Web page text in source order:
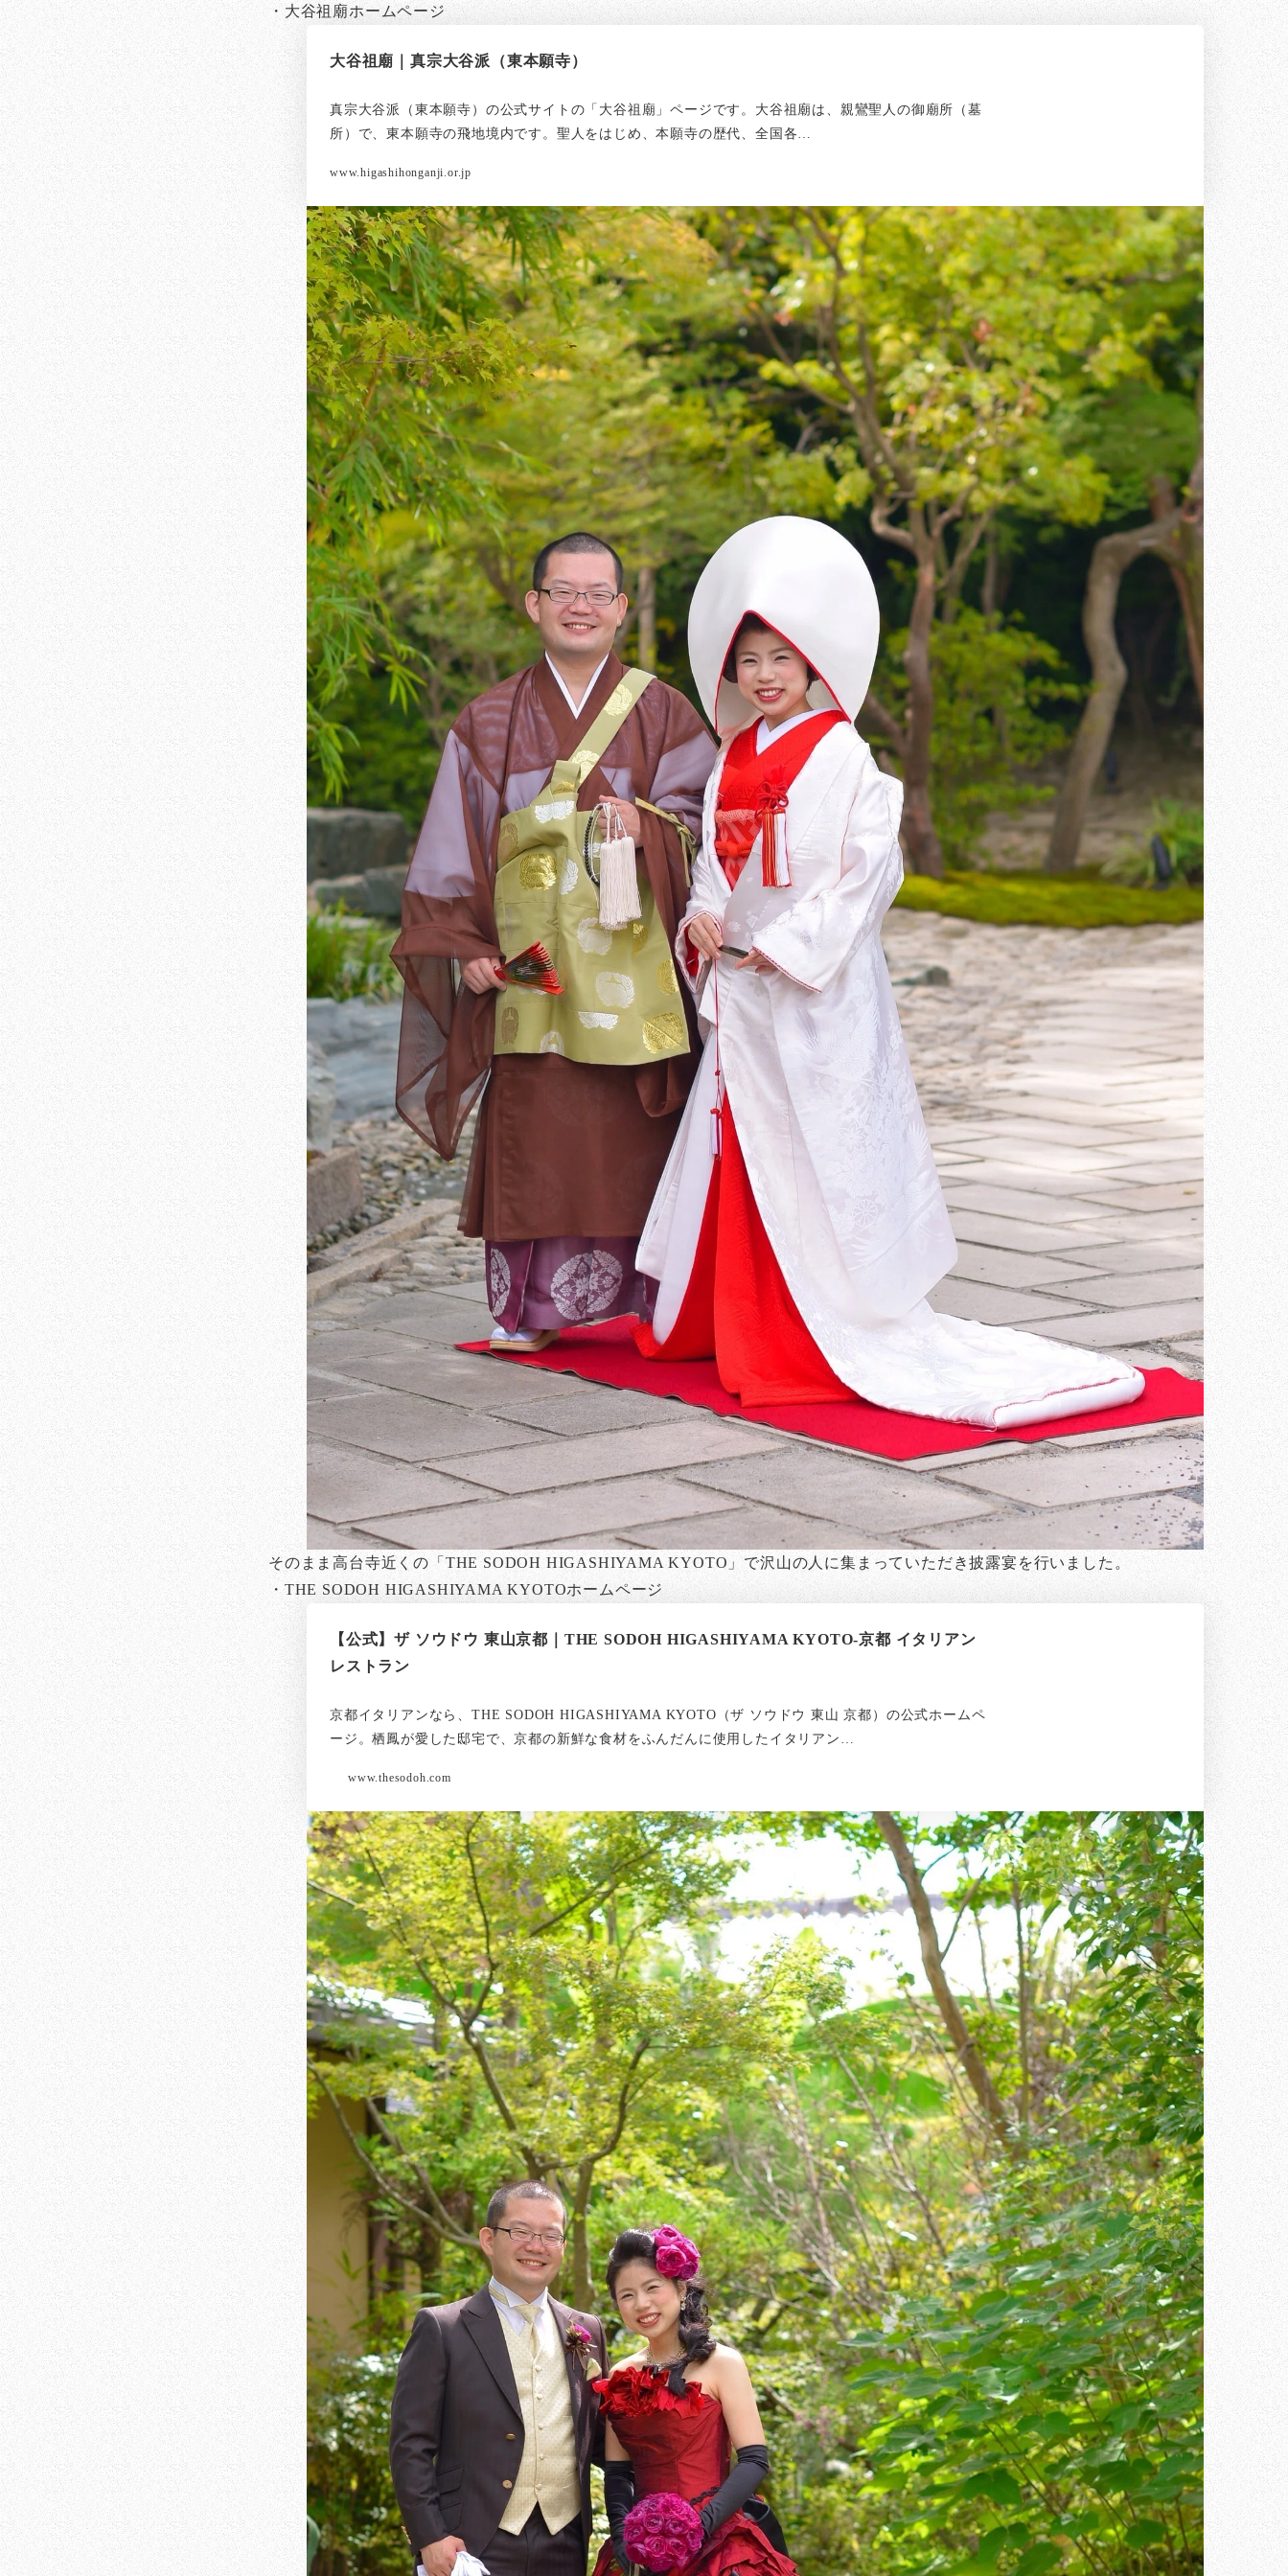
・大谷祖廟ホームページ
大谷祖廟｜真宗大谷派（東本願寺）
真宗大谷派（東本願寺）の公式サイトの「大谷祖廟」ページです。大谷祖廟は、親鸞聖人の御廟所（墓
所）で、東本願寺の飛地境内です。聖人をはじめ、本願寺の歴代、全国各…
www.higashihonganji.or.jp
そのまま高台寺近くの「THE SODOH HIGASHIYAMA KYOTO」で沢山の人に集まっていただき披露宴を行いました。
・THE SODOH HIGASHIYAMA KYOTOホームページ
【公式】ザ ソウドウ 東山京都｜THE SODOH HIGASHIYAMA KYOTO-京都 イタリアン
レストラン
京都イタリアンなら、THE SODOH HIGASHIYAMA KYOTO（ザ ソウドウ 東山 京都）の公式ホームペ
ージ。栖鳳が愛した邸宅で、京都の新鮮な食材をふんだんに使用したイタリアン…
www.thesodoh.com